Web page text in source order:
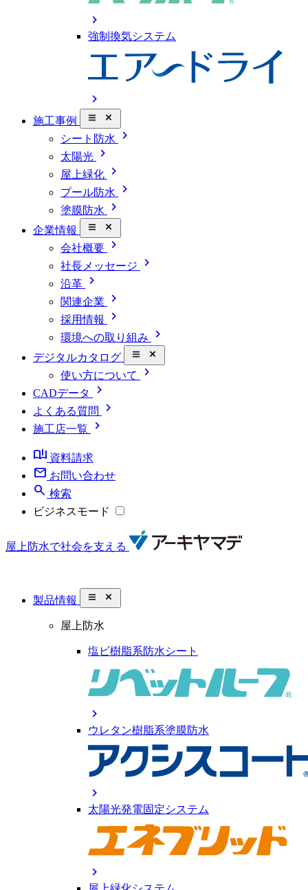
chevron_right
強制換気システム
chevron_right
施工事例 close_small
シート防水 chevron_right
太陽光 chevron_right
屋上緑化 chevron_right
プール防水 chevron_right
塗膜防水 chevron_right
企業情報 close_small
会社概要 chevron_right
社長メッセージ chevron_right
沿革 chevron_right
関連企業 chevron_right
採用情報 chevron_right
環境への取り組み chevron_right
デジタルカタログ close_small
使い方について chevron_right
CADデータ chevron_right
よくある質問 chevron_right
施工店一覧
chevron_right
book_ribbon 資料請求
mail お問い合わせ
search 検索
ビジネスモード
屋上防水で社会を支える
製品情報 close_small
屋上防水
塩ビ樹脂系防水シート
chevron_right
ウレタン樹脂系塗膜防水
chevron_right
太陽光発電固定システム
chevron_right